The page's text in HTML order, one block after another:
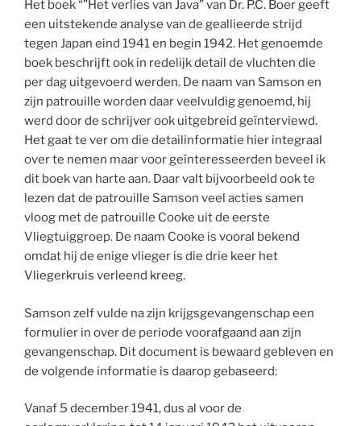
Het boek “”Het verlies van Java” van Dr. P.C. Boer geeft
een uitstekende analyse van de geallieerde strijd
tegen Japan eind 1941 en begin 1942. Het genoemde
boek beschrijft ook in redelijk detail de vluchten die
per dag uitgevoerd werden. De naam van Samson en
zijn patrouille worden daar veelvuldig genoemd, hij
werd door de schrijver ook uitgebreid geïnterviewd.
Het gaat te ver om die detailinformatie hier integraal
over te nemen maar voor geïnteresseerden beveel ik
dit boek van harte aan. Daar valt bijvoorbeeld ook te
lezen dat de patrouille Samson veel acties samen
vloog met de patrouille Cooke uit de eerste
Vliegtuiggroep. De naam Cooke is vooral bekend
omdat hij de enige vlieger is die drie keer het
Vliegerkruis verleend kreeg.
Samson zelf vulde na zijn krijgsgevangenschap een
formulier in over de periode voorafgaand aan zijn
gevangenschap. Dit document is bewaard gebleven en
de volgende informatie is daarop gebaseerd:
Vanaf 5 december 1941, dus al voor de